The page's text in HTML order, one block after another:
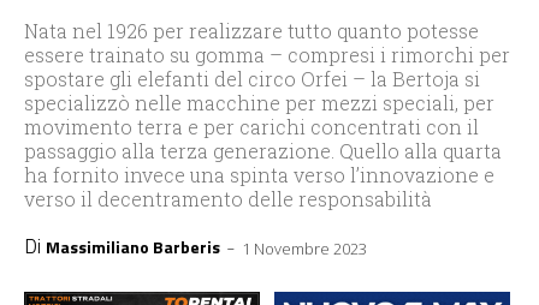
Nata nel 1926 per realizzare tutto quanto potesse
essere trainato su gomma – compresi i rimorchi per
spostare gli elefanti del circo Orfei – la Bertoja si
specializzò nelle macchine per mezzi speciali, per
movimento terra e per carichi concentrati con il
passaggio alla terza generazione. Quello alla quarta
ha fornito invece una spinta verso l’innovazione e
verso il decentramento delle responsabilità
Di Massimiliano Barberis - 1 Novembre 2023